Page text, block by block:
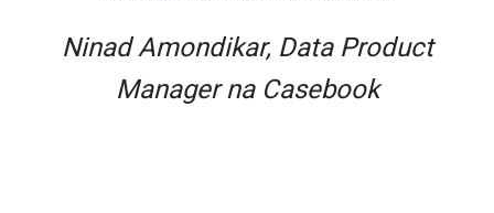
Ninad Amondikar, Data Product
Manager na Casebook